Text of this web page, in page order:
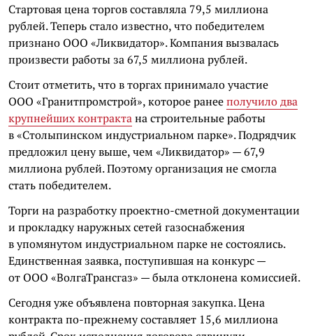
Стартовая цена торгов составляла 79,5 миллиона
рублей. Теперь стало известно, что победителем
признано ООО «Ликвидатор». Компания вызвалась
произвести работы за 67,5 миллиона рублей.
Стоит отметить, что в торгах принимало участие
ООО «Гранитпромстрой», которое ранееполучило два
крупнейших контрактана строительные работы
в «Столыпинском индустриальном парке». Подрядчик
предложил цену выше, чем «Ликвидатор» — 67,9
миллиона рублей. Поэтому организация не смогла
стать победителем.
Торги на разработку проектно-сметной документации
и прокладку наружных сетей газоснабжения
в упомянутом индустриальном парке не состоялись.
Единственная заявка, поступившая на конкурс —
от ООО «ВолгаТрансгаз» — была отклонена комиссией.
Сегодня уже объявлена повторная закупка. Цена
контракта по-прежнему составляет 15,6 миллиона